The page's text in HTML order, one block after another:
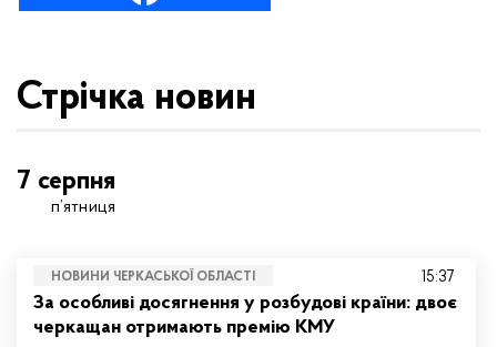
Стрічка новин
7 серпня
п’ятниця
НОВИНИ ЧЕРКАСЬКОЇ ОБЛАСТІ
За особливі досягнення у розбудові країни: двоє
черкащан отримають премію КМУ
15:37